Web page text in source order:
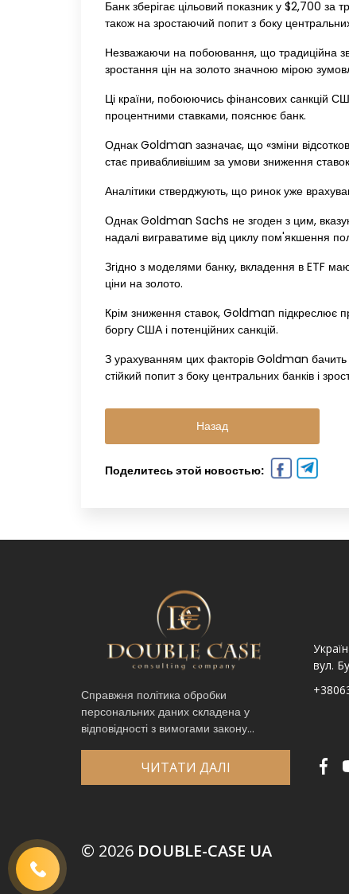
Банк зберігає цільовий показник у $2,700
також на зростаючий попит з боку
Незважаючи на побоювання, що традиційна
зростання цін на золото значною мірою
Ці країни, побоюючись фінансових санкцій
процентними ставками, пояснює банк.
Однак Goldman зазначає, що «зміни
стає привабливішим за умови зниження
Аналітики стверджують, що ринок уже
Однак Goldman Sachs не згоден з цим,
надалі виграватиме від циклу пом'якшення
Згідно з моделями банку, вкладення в ETF
ціни на золото.
Крім зниження ставок, Goldman підкреслює
боргу США і потенційних санкцій.
З урахуванням цих факторів Goldman
стійкий попит з боку центральних банків і
Назад
Поделитесь этой новостью:
Справжня політика обробки
персональних даних складена у
відповідності з вимогами закону...
ЧИТАТИ ДАЛІ
Україна. Львів вул.
+380632341740
Україна. Львів, просп.
Чорновола 67Г
+380632341780
вул.
© 2026 DOUBLE-CASE UA
Телефон *
Виберіть місто*